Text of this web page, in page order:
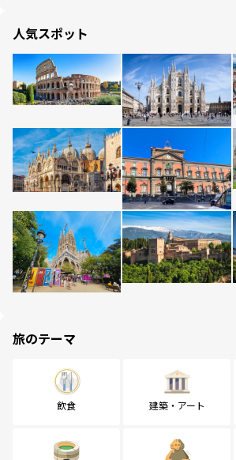
人気スポット
旅のテーマ
飲食 建築・アート